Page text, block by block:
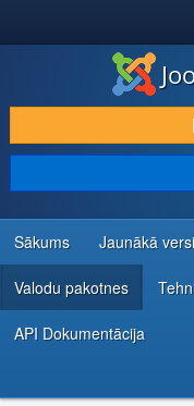
LEJUPIELĀDĒT UN
ATKLĀJ UN IEMĀCIES
KOPIENA UN ATBALSTS
IZSTRĀDĀTĀJU RESURSI
Sākums Jaunākā
Valodu pakotnes
API Dokumentācija